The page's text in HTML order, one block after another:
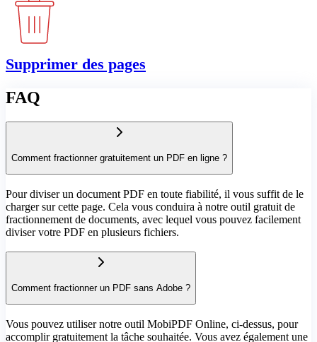
Supprimer des pages
FAQ
Comment fractionner gratuitement un PDF en ligne ?
Pour diviser un document PDF en toute fiabilité, il vous suffit de le
charger sur cette page. Cela vous conduira à notre outil gratuit de
fractionnement de documents, avec lequel vous pouvez facilement
diviser votre PDF en plusieurs fichiers.
Comment fractionner un PDF sans Adobe ?
Vous pouvez utiliser notre outil MobiPDF Online, ci-dessus, pour
accomplir gratuitement la tâche souhaitée. Vous avez également une